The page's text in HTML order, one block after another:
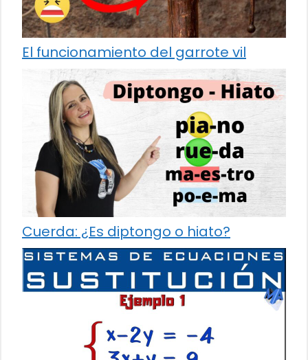
El funcionamiento del garrote vil
Cuerda: ¿Es diptongo o hiato?